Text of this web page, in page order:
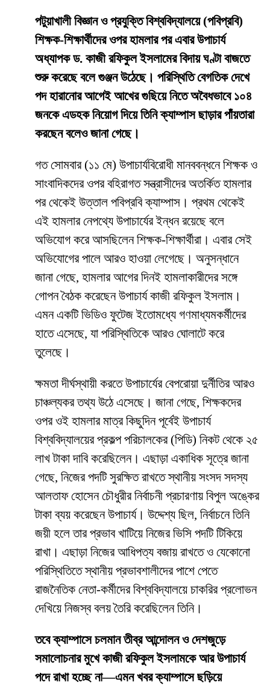
পটুয়াখালী বিজ্ঞান ও প্রযুক্তি বিশ্ববিদ্যালয়ে (পবিপ্রবি)
শিক্ষক-শিক্ষার্থীদের ওপর হামলার পর এবার উপাচার্য
অধ্যাপক ড. কাজী রফিকুল ইসলামের বিদায় ঘণ্টা বাজতে
শুরু করেছে বলে গুঞ্জন উঠেছে। পরিস্থিতি বেগতিক দেখে
পদ হারানোর আগেই আখের গুছিয়ে নিতে অবৈধভাবে ১০৪
জনকে এডহক নিয়োগ দিয়ে তিনি ক্যাম্পাস ছাড়ার পাঁয়তারা
করছেন বলেও জানা গেছে।
​গত সোমবার (১১ মে) উপাচার্যবিরোধী মানববন্ধনে শিক্ষক ও
সাংবাদিকদের ওপর বহিরাগত সন্ত্রাসীদের অতর্কিত হামলার
পর থেকেই উত্তাল পবিপ্রবি ক্যাম্পাস। প্রথম থেকেই
এই হামলার নেপথ্যে উপাচার্যের ইন্ধন রয়েছে বলে
অভিযোগ করে আসছিলেন শিক্ষক-শিক্ষার্থীরা। এবার সেই
অভিযোগের পালে আরও হাওয়া লেগেছে। অনুসন্ধানে
জানা গেছে, হামলার আগের দিনই হামলাকারীদের সঙ্গে
গোপন বৈঠক করেছেন উপাচার্য কাজী রফিকুল ইসলাম।
এমন একটি ভিডিও ফুটেজ ইতোমধ্যে গণমাধ্যমকর্মীদের
হাতে এসেছে, যা পরিস্থিতিকে আরও ঘোলাটে করে
তুলেছে।
​ক্ষমতা দীর্ঘস্থায়ী করতে উপাচার্যের বেপরোয়া দুর্নীতির আরও
চাঞ্চল্যকর তথ্য উঠে এসেছে। জানা গেছে, শিক্ষকদের
ওপর ওই হামলার মাত্র কিছুদিন পূর্বেই উপাচার্য
বিশ্ববিদ্যালয়ের প্রকল্প পরিচালকের (পিডি) নিকট থেকে ২৫
লাখ টাকা দাবি করেছিলেন। এছাড়া একাধিক সূত্রে জানা
গেছে, নিজের পদটি সুরক্ষিত রাখতে স্থানীয় সংসদ সদস্য
আলতাফ হোসেন চৌধুরীর নির্বাচনী প্রচারণায় বিপুল অঙ্কের
টাকা ব্যয় করেছেন উপাচার্য। উদ্দেশ্য ছিল, নির্বাচনে তিনি
জয়ী হলে তার প্রভাব খাটিয়ে নিজের ভিসি পদটি টিকিয়ে
রাখা। এছাড়া নিজের আধিপত্য বজায় রাখতে ও যেকোনো
পরিস্থিতিতে স্থানীয় প্রভাবশালীদের পাশে পেতে
রাজনৈতিক নেতা-কর্মীদের বিশ্ববিদ্যালয়ে চাকরির প্রলোভন
দেখিয়ে নিজস্ব বলয় তৈরি করেছিলেন তিনি।
তবে ক্যাম্পাসে চলমান তীব্র আন্দোলন ও দেশজুড়ে
সমালোচনার মুখে কাজী রফিকুল ইসলামকে আর উপাচার্য
পদে রাখা হচ্ছে না—এমন খবর ক্যাম্পাসে ছড়িয়ে